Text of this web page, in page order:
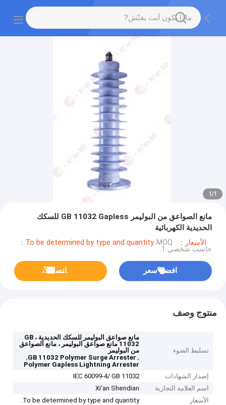
1
/
1
مانع الصواعق من البوليمر GB 11032 Gapless للسكك
الحديدية الكهربائية
الأسعار：To be determined by type and quantity. MOQ：
حاسب شخصي 1.
افضل سعر ﺎﺘﺼﻟ ﺍﻶﻧ
منتوج وصف
تسليط الضوء
مانع صواعق البوليمر للسكك الحديدية ، GB
11032 مانع صواعق البوليمر ، مانع الصواعق
من البوليمر
,
GB 11032 Polymer Surge Arrester
,
Polymer Gapless Lightning Arrester
إصدار الشهادات
IEC 60099-4/ GB 11032
اسم العلامة التجارية
Xi'an Shendian
الأسعار
To be determined by type and quantity.